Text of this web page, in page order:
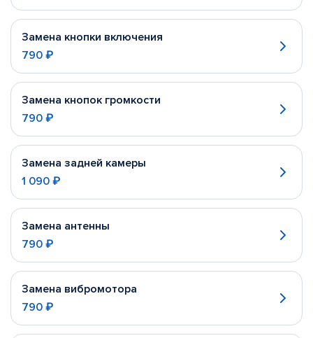
Замена кнопки включения
790 ₽
Замена кнопок громкости
790 ₽
Замена задней камеры
1 090 ₽
Замена антенны
790 ₽
Замена вибромотора
790 ₽